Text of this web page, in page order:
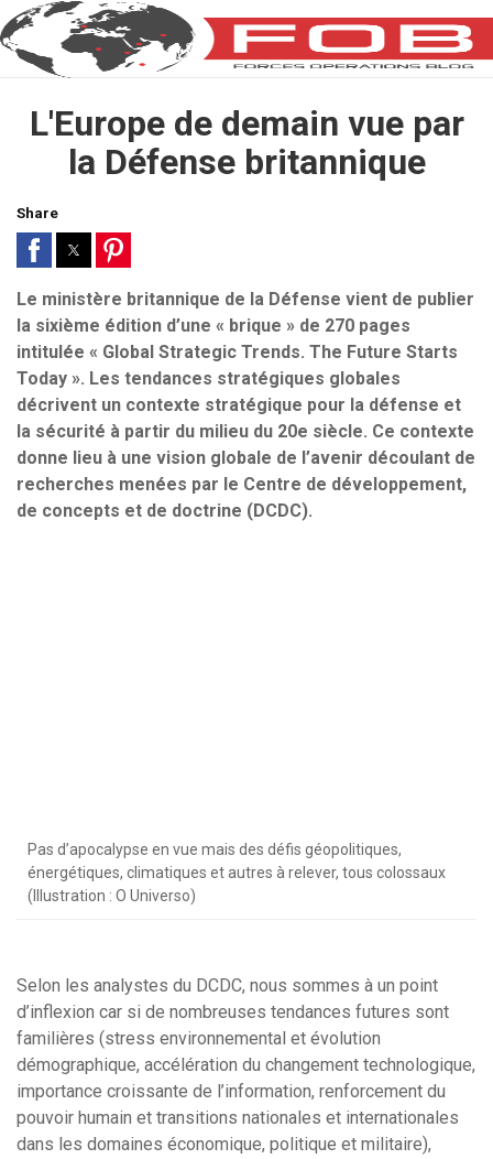
L'Europe de demain vue par
la Défense britannique
Share
Le ministère britannique de la Défense vient de publier
la sixième édition d’une « brique » de 270 pages
intitulée « Global Strategic Trends. The Future Starts
Today ». Les tendances stratégiques globales
décrivent un contexte stratégique pour la défense et
la sécurité à partir du milieu du 20e siècle. Ce contexte
donne lieu à une vision globale de l’avenir découlant de
recherches menées par le Centre de développement,
de concepts et de doctrine (DCDC).
Pas d’apocalypse en vue mais des défis géopolitiques,
énergétiques, climatiques et autres à relever, tous colossaux
(Illustration : O Universo)
Selon les analystes du DCDC, nous sommes à un point
d’inflexion car si de nombreuses tendances futures sont
familières (stress environnemental et évolution
démographique, accélération du changement technologique,
importance croissante de l’information, renforcement du
pouvoir humain et transitions nationales et internationales
dans les domaines économique, politique et militaire),